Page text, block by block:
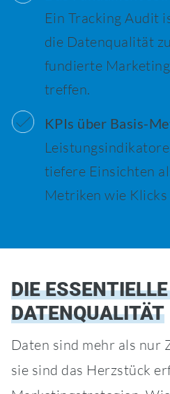
Ein Tracking Audit
die Datenqualität
fundierte
treffen.
KPIs über Basis-
tiefere Einsichten
Metriken wie
DIE
DATENQUALITÄT
Daten sind mehr als nur
sie sind das Herzstück